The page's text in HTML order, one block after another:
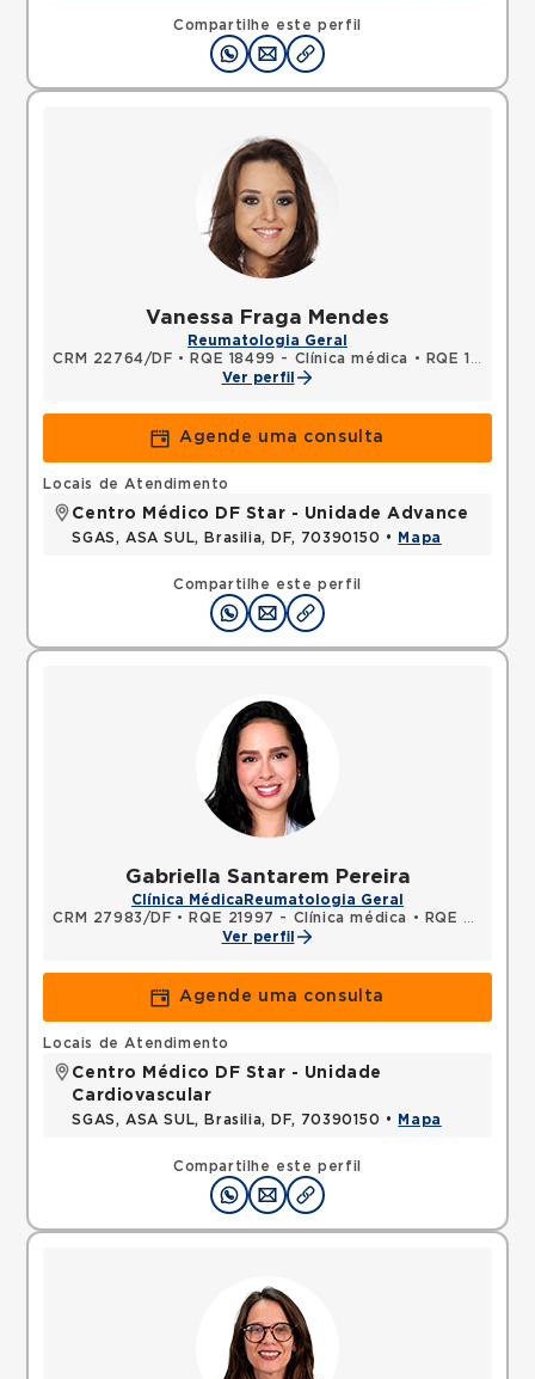
Compartilhe este perfil
Vanessa Fraga Mendes
Reumatologia Geral
CRM 22764/DF • RQE 18499 - Clínica médica •
RQE 18542 - Reumatologia
Ver perfil
Agende uma consulta
Compartilhe este perfil
Locais de Atendimento
Centro Médico DF Star - Unidade Advance
SGAS, ASA SUL, Brasilia, DF, 70390150 • Mapa
Gabriella Santarem Pereira
Clínica Médica Reumatologia Geral
CRM 27983/DF • RQE 21997 - Clínica médica •
RQE 26165 - Reumatologia
Ver perfil
Agende uma consulta
Compartilhe este perfil
Locais de Atendimento
Centro Médico DF Star - Unidade
Cardiovascular
SGAS, ASA SUL, Brasilia, DF, 70390150 • Mapa